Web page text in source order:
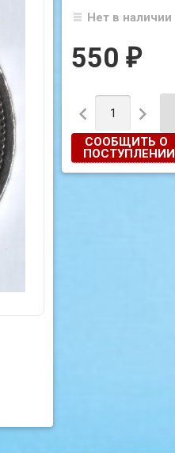
Нет в наличии
550₽
 
СООБЩИТЬ О
ПОСТУПЛЕНИИ